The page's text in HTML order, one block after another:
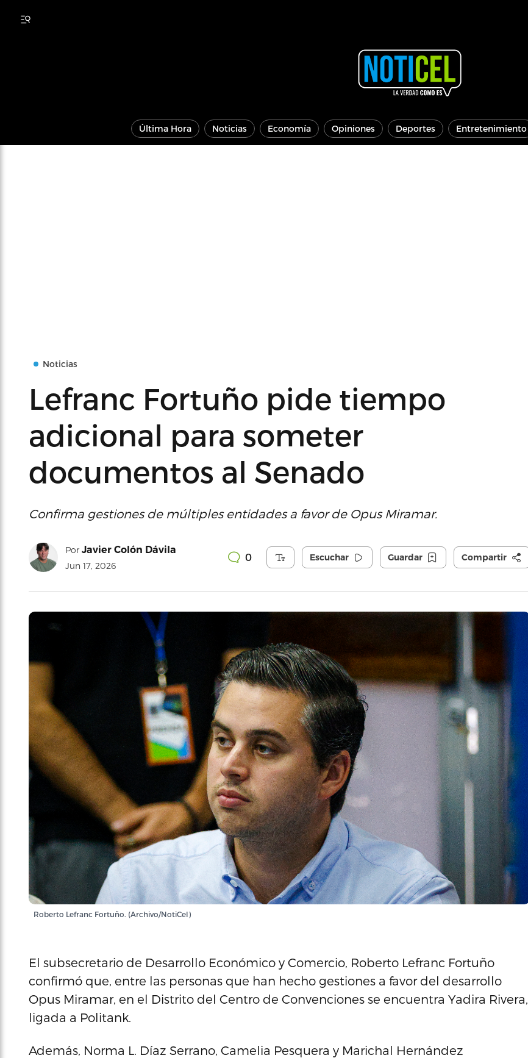
Última Hora Noticias Economía Opiniones Deportes Entretenimiento
Noticias
Lefranc Fortuño pide tiempo
adicional para someter
documentos al Senado
Confirma gestiones de múltiples entidades a favor de Opus Miramar.
Por Javier Colón Dávila
Jun 17, 2026
0 Escuchar Guardar Compartir
Roberto Lefranc Fortuño. (Archivo/NotiCel)
El subsecretario de Desarrollo Económico y Comercio, Roberto Lefranc Fortuño
confirmó que, entre las personas que han hecho gestiones a favor del desarrollo
Opus Miramar, en el Distrito del Centro de Convenciones se encuentra Yadira Rivera,
ligada a Politank.
Además, Norma L. Díaz Serrano, Camelia Pesquera y Marichal Hernández